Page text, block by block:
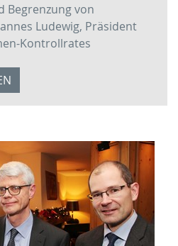
Begrenzung von
Ludewig, Präsident
Kontrollrates